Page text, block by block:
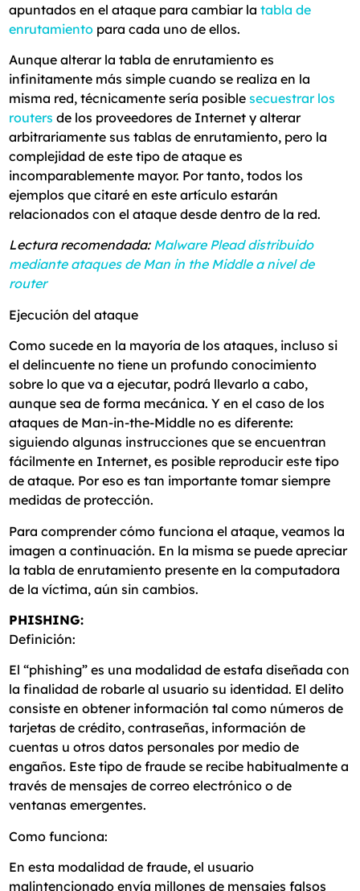
apuntados en el ataque para cambiar latabla de
enrutamiento para cada uno de ellos.
Aunque alterar la tabla de enrutamiento es
infinitamente más simple cuando se realiza en la
misma red, técnicamente sería posiblesecuestrar los
routers de los proveedores de Internet y alterar
arbitrariamente sus tablas de enrutamiento, pero la
complejidad de este tipo de ataque es
incomparablemente mayor. Por tanto, todos los
ejemplos que citaré en este artículo estarán
relacionados con el ataque desde dentro de la red.
Lectura recomendada: Malware Plead distribuido
mediante ataques de Man in the Middle a nivel de
router
Ejecución del ataque
Como sucede en la mayoría de los ataques, incluso si
el delincuente no tiene un profundo conocimiento
sobre lo que va a ejecutar, podrá llevarlo a cabo,
aunque sea de forma mecánica. Y en el caso de los
ataques de Man-in-the-Middle no es diferente:
siguiendo algunas instrucciones que se encuentran
fácilmente en Internet, es posible reproducir este tipo
de ataque. Por eso es tan importante tomar siempre
medidas de protección.
Para comprender cómo funciona el ataque, veamos la
imagen a continuación. En la misma se puede apreciar
la tabla de enrutamiento presente en la computadora
de la víctima, aún sin cambios.
PHISHING:
Definición:
El “phishing” es una modalidad de estafa diseñada con
la finalidad de robarle al usuario su identidad. El delito
consiste en obtener información tal como números de
tarjetas de crédito, contraseñas, información de
cuentas u otros datos personales por medio de
engaños. Este tipo de fraude se recibe habitualmente a
través de mensajes de correo electrónico o de
ventanas emergentes.
Como funciona:
En esta modalidad de fraude, el usuario
malintencionado envía millones de mensajes falsos